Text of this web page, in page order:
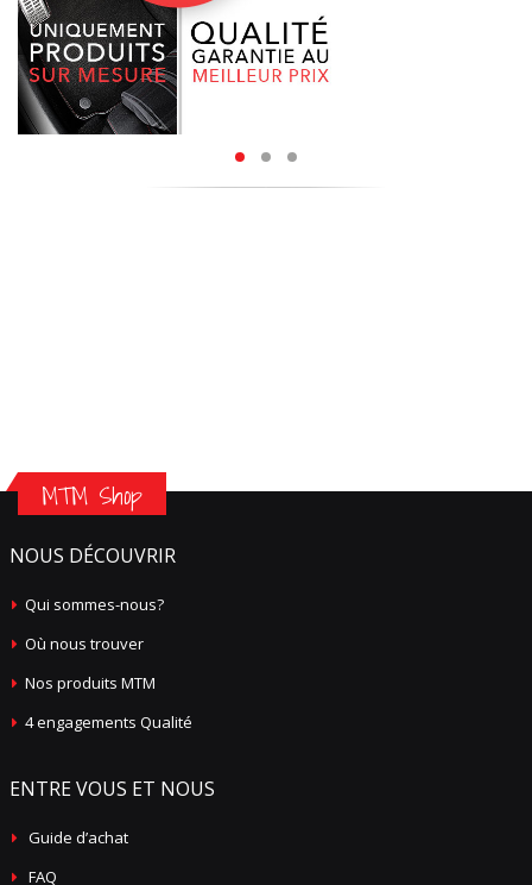
MTM Shop
NOUS DÉCOUVRIR
Qui sommes-nous?
Où nous trouver
Nos produits MTM
4 engagements Qualité
ENTRE VOUS ET NOUS
Guide d’achat
FAQ